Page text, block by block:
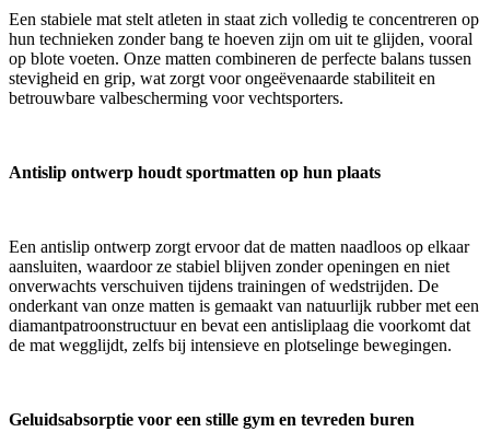
Een stabiele mat stelt atleten in staat zich volledig te concentreren op
hun technieken zonder bang te hoeven zijn om uit te glijden, vooral
op blote voeten. Onze matten combineren de perfecte balans tussen
stevigheid en grip, wat zorgt voor ongeëvenaarde stabiliteit en
betrouwbare valbescherming voor vechtsporters.
Antislip ontwerp houdt sportmatten op hun plaats
Een antislip ontwerp zorgt ervoor dat de matten naadloos op elkaar
aansluiten, waardoor ze stabiel blijven zonder openingen en niet
onverwachts verschuiven tijdens trainingen of wedstrijden. De
onderkant van onze matten is gemaakt van natuurlijk rubber met een
diamantpatroonstructuur en bevat een antisliplaag die voorkomt dat
de mat wegglijdt, zelfs bij intensieve en plotselinge bewegingen.
Geluidsabsorptie voor een stille gym en tevreden buren